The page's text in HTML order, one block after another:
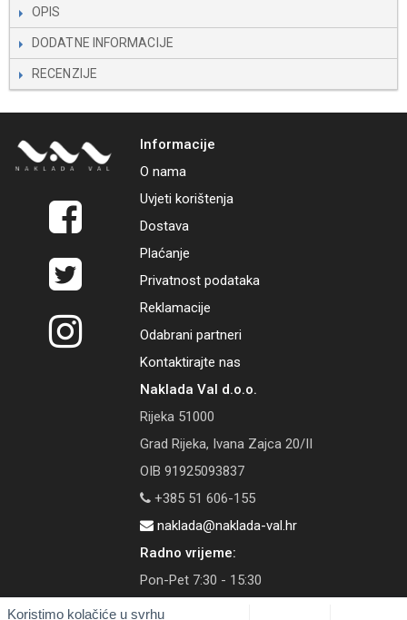
Koristimo kolačiće u svrhu
OPIS
DODATNE INFORMACIJE
RECENZIJE
Informacije
O nama
Uvjeti korištenja
Dostava
Plaćanje
Privatnost podataka
Reklamacije
Odabrani partneri
Kontaktirajte nas
Naklada Val d.o.o.
Rijeka 51000
Grad Rijeka, Ivana Zajca 20/II
OIB 91925093837
+385 51 606-155
naklada@naklada-val.hr
Radno vrijeme:
Pon-Pet 7:30 - 15:30